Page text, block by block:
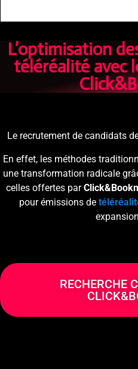
L’optimisation
téléréalité avec
Le recrutement de candidats
En effet, les méthodes
une transformation radicale
celles offertes par
pour émissions de
RECHERCHE